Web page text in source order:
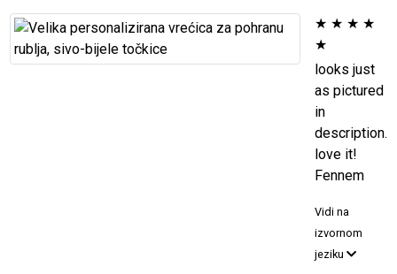
★ ★ ★ ★
★
looks just
as pictured
in
description.
love it!
Fennem
Vidi na
izvornom
jeziku